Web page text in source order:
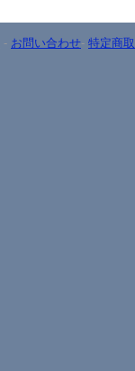
- お問い合わせ- 特定商